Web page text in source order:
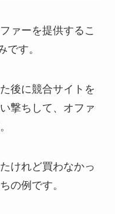
ァーを提供するこ
です。
後に競合サイトを
撃ちして、オファ
けれど買わなかっ
の例です。